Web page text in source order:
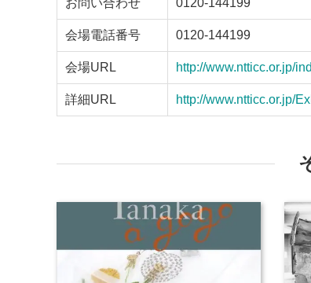
お問い合わせ 0120-144199
会場電話番号 0120-144199
会場URL http://www.ntticc.or.jp/
詳細URL http://www.ntticc.or.jp/